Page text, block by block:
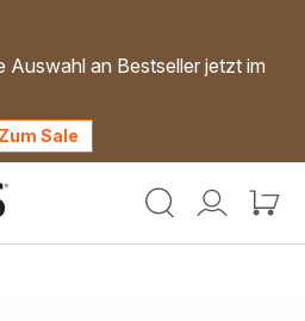
Auswahl an Bestseller jetzt im
Zum Sale
Mein
Mein